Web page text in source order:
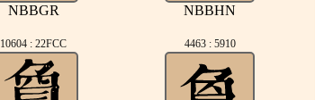
NBBGR NBBHN
10604 : 22FCC 4463 : 5910